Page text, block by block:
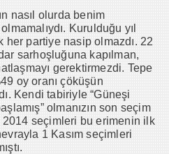
nasıl olurda benim
Kurulduğu yıl
partiye nasip olmazdı. 22
sarhoşluğuna kapılman,
gerektirmezdi. Tepe
oy oranı çöküşün
Kendi tabiriyle “Güneşi
olmanızın son seçim
2014 seçimleri bu erimenin ilk
1 Kasım seçimleri